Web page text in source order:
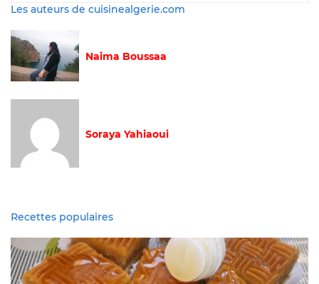
Les auteurs de cuisinealgerie.com
Naima Boussaa
Soraya Yahiaoui
Recettes populaires